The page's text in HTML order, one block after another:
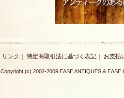
リンク ｜ 特定商取引法に基づく表記 ｜ お支払
Copyright (c) 2002-2009 EASE ANTIQUES &